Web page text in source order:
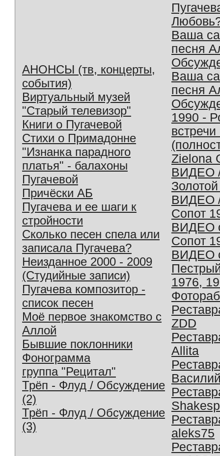
АНОНСЫ (тв, концерты,
события)
Виртуальный музей
"Старый телевизор"
Книги о Пугачевой
Стихи о Примадонне
"Изнанка парадного
платья" - балахоны
Пугачевой
Причёски АБ
Пугачева и ее шаги к
стройности
Сколько песен спела или
записала Пугачева?
Неизданное 2000 - 2009
(Студийные записи)
Пугачева композитор -
список песен
Моё первое знакомство с
Аллой
Бывшие поклонники
Фонограмма
группа "Рецитал"
Трёп - Флуд / Обсуждение
(2)
Трёп - Флуд / Обсуждение
(3)
Ваша
песня
Ваша
песня
1990 -
Zielona
ВИДЕО
ВИДЕО
Сопот
ВИДЕО
Сопот
ВИДЕО
1976,
ZDD
Allita
aleks75